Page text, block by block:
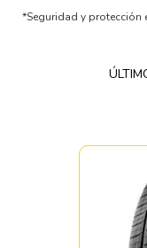
*Seguridad y